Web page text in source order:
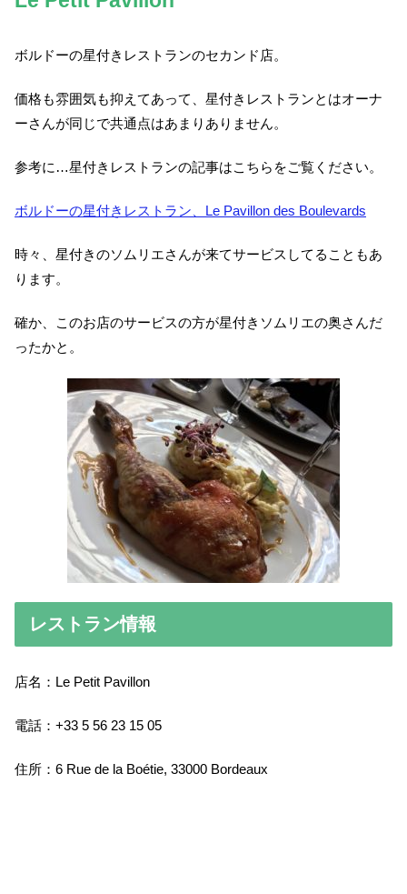
ボルドーの星付きレストランのセカンド店。
価格も雰囲気も抑えてあって、星付きレストランとはオーナ
ーさんが同じで共通点はあまりありません。
参考に…星付きレストランの記事はこちらをご覧ください。
ボルドーの星付きレストラン、Le Pavillon des Boulevards
時々、星付きのソムリエさんが来てサービスしてることもあ
ります。
確か、このお店のサービスの方が星付きソムリエの奥さんだ
ったかと。
レストラン情報
店名：Le Petit Pavillon
電話：+33 5 56 23 15 05
住所：6 Rue de la Boétie, 33000 Bordeaux